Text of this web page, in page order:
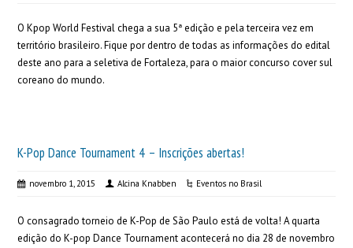
O Kpop World Festival chega a sua 5ª edição e pela terceira vez em
território brasileiro. Fique por dentro de todas as informações do edital
deste ano para a seletiva de Fortaleza, para o maior concurso cover sul
coreano do mundo.
K-Pop Dance Tournament 4 – Inscrições abertas!
novembro 1, 2015 Alcina Knabben Eventos no Brasil
O consagrado torneio de K-Pop de São Paulo está de volta! A quarta
edição do K-pop Dance Tournament acontecerá no dia 28 de novembro